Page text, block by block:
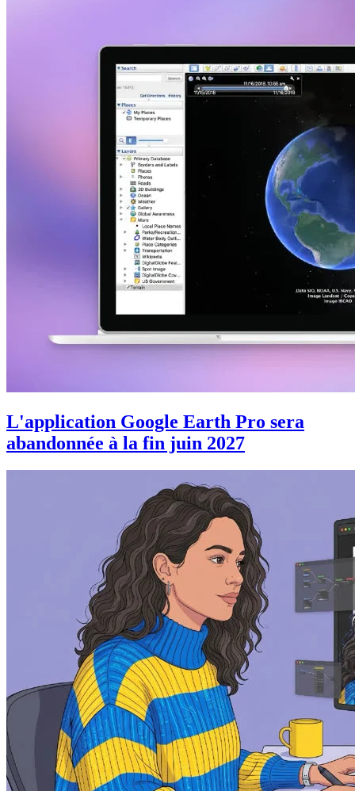
L'application Google Earth Pro sera
abandonnée à la fin juin 2027